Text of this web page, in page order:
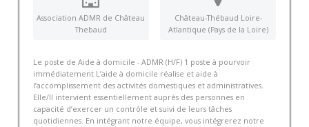
Association ADMR de Château
Thebaud
Château-Thébaud Loire-
Atlantique (Pays de la Loire)
Le poste de Aide à domicile - ADMR (H/F) 1 poste à pourvoir
immédiatement L’aide à domicile réalise et aide à
l’accomplissement des activités domestiques et administratives.
Elle/Il intervient essentiellement auprès des personnes en
capacité d’exercer un contrôle et suivi de leurs tâches
quotidiennes. En intégrant notre équipe, vous intégrerez notre